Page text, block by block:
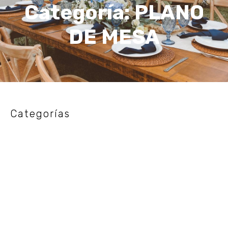
Categoría: PLANO
DE MESA
Categorías